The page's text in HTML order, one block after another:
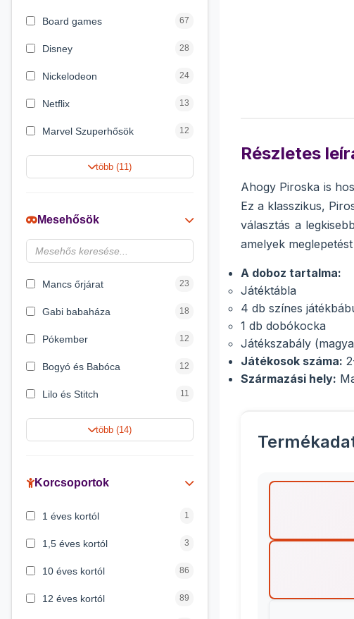
Board games 67
Disney 28
Nickelodeon 24
Netflix 13
Marvel Szuperhősök 12
Rubik bűvös kocka 10
Noris
Disney hercegnők 6
több (11)
Mesehősök
Mancs őrjárat 23
Gabi babaháza 18
Pókember 12
Bogyó és Babóca 12
Lilo és Stitch 11
Jégvarázs 9
Peppa malac
több (14)
Korcsoportok
1 éves kortól 1
1,5 éves kortól 3
10 éves kortól 86
12 éves kortól 89
Részletes
Ahogy Piroska is
Ez a klasszikus,
választás a
amelyek
A doboz tartalma:
Játéktábla
4 db színes
1 db dobókocka
Játékszabály
Játékosok száma:
Származási hely: